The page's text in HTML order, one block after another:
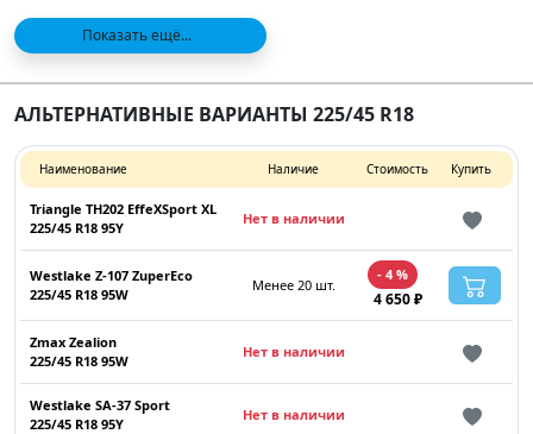
Показать ещё...
АЛЬТЕРНАТИВНЫЕ ВАРИАНТЫ 225/45 R18
Наименование Наличие Стоимость Купить
Triangle TH202 EffeXSport XL
225/45 R18 95Y
Нет в наличии
Westlake Z-107 ZuperEco
225/45 R18 95W
Менее 20 шт.
- 4 %
4 650 ₽
Zmax Zealion
225/45 R18 95W
Нет в наличии
Westlake SA-37 Sport
225/45 R18 95Y
Нет в наличии